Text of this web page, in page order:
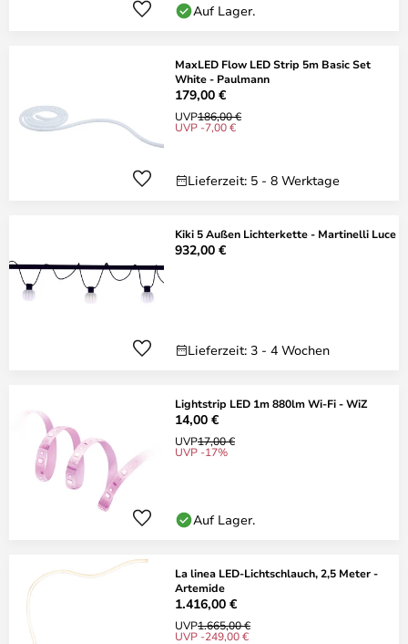
Auf Lager.
MaxLED Flow LED Strip 5m Basic Set
White - Paulmann
179,00 €
UVP186,00 €
UVP -7,00 €
Lieferzeit: 5 - 8 Werktage
Kiki 5 Außen Lichterkette - Martinelli Luce
932,00 €
Lieferzeit: 3 - 4 Wochen
Lightstrip LED 1m 880lm Wi-Fi - WiZ
14,00 €
UVP17,00 €
UVP -17%
Auf Lager.
La linea LED-Lichtschlauch, 2,5 Meter -
Artemide
1.416,00 €
UVP1.665,00 €
UVP -249,00 €